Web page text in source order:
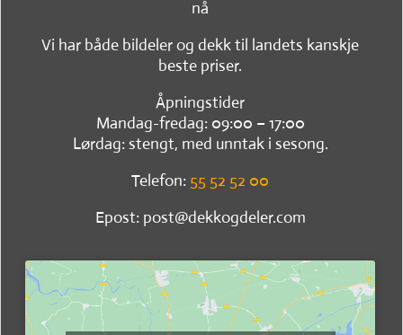
nå
Vi har både bildeler og dekk til landets kanskje
beste priser.
Åpningstider
Mandag-fredag: 09:00 – 17:00
Lørdag: stengt, med unntak i sesong.
Telefon: 55 52 52 00
Epost: post@dekkogdeler.com